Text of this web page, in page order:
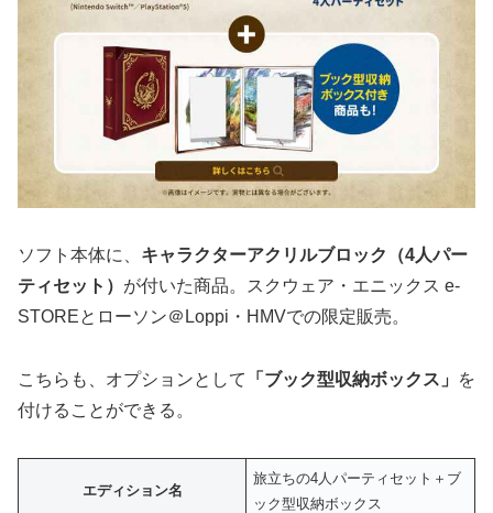
ソフト本体に、 キャラクターアクリルブロック（4人パー
ティセット） が付いた商品。スクウェア・エニックス e-
STOREとローソン＠Loppi・HMVでの限定販売。
こちらも、オプションとして 「ブック型収納ボックス」
を
付けることができる。
エディション名
旅立ちの4人パーティセット＋ブ
ック型収納ボックス